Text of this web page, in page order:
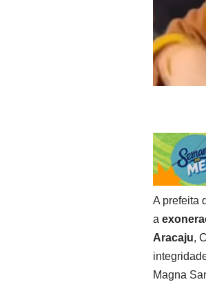
A prefeita
a
Aracaju,
Magna